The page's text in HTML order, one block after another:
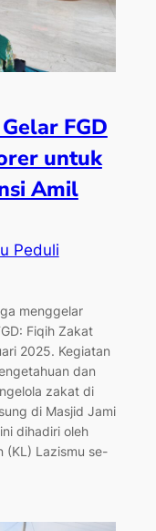
FGD
untuk
Amil
Peduli
menggelar
Fiqih Zakat
2025. Kegiatan
dan
zakat di
di Masjid Jami
dihadiri oleh
(KL) Lazismu se-